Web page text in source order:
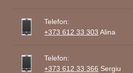
Telefon:
+373 612 33 303 Alina
Telefon:
+373 612 33 366 Sergiu